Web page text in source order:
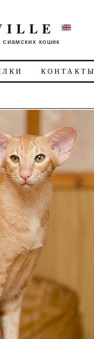
сиамских кошек
КОНТАКТЫ